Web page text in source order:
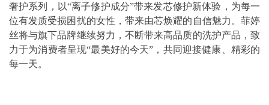
奢护系列，以“离子修护成分”带来发芯修护新体验，为每一
位有发质受损困扰的女性，带来由芯焕耀的自信魅力。菲婷
丝将与旗下品牌继续努力，不断带来高品质的洗护产品，致
力于为消费者呈现“最美好的今天”，共同迎接健康、精彩的
每一天。